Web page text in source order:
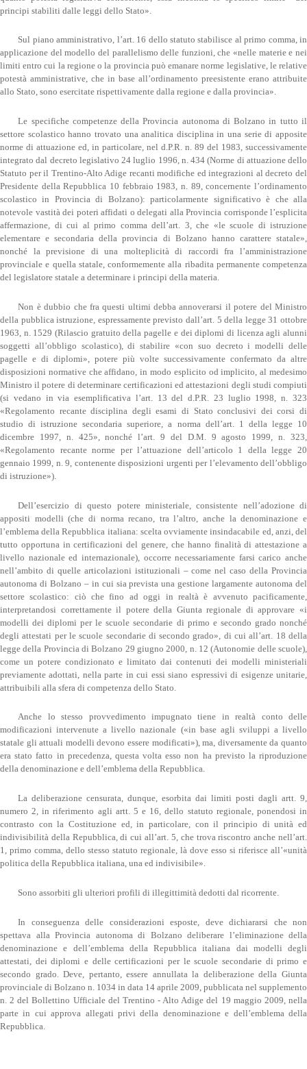
principi stabiliti dalle leggi dello Stato».
Sul piano amministrativo, l’art. 16 dello statuto stabilisce al primo comma, in
applicazione del modello del parallelismo delle funzioni, che «nelle materie e nei
limiti entro cui la regione o la provincia può emanare norme legislative, le relative
potestà amministrative, che in base all’ordinamento preesistente erano attribuite
allo Stato, sono esercitate rispettivamente dalla regione e dalla provincia».
Le specifiche competenze della Provincia autonoma di Bolzano in tutto il
settore scolastico hanno trovato una analitica disciplina in una serie di apposite
norme di attuazione ed, in particolare, nel d.P.R. n. 89 del 1983, successivamente
integrato dal decreto legislativo 24 luglio 1996, n. 434 (Norme di attuazione dello
Statuto per il Trentino-Alto Adige recanti modifiche ed integrazioni al decreto del
Presidente della Repubblica 10 febbraio 1983, n. 89, concernente l’ordinamento
scolastico in Provincia di Bolzano): particolarmente significativo è che alla
notevole vastità dei poteri affidati o delegati alla Provincia corrisponde l’esplicita
affermazione, di cui al primo comma dell’art. 3, che «le scuole di istruzione
elementare e secondaria della provincia di Bolzano hanno carattere statale»,
nonché la previsione di una molteplicità di raccordi fra l’amministrazione
provinciale e quella statale, conformemente alla ribadita permanente competenza
del legislatore statale a determinare i principi della materia.
Non è dubbio che fra questi ultimi debba annoverarsi il potere del Ministro
della pubblica istruzione, espressamente previsto dall’art. 5 della legge 31 ottobre
1963, n. 1529 (Rilascio gratuito della pagelle e dei diplomi di licenza agli alunni
soggetti all’obbligo scolastico), di stabilire «con suo decreto i modelli delle
pagelle e di diplomi», potere più volte successivamente confermato da altre
disposizioni normative che affidano, in modo esplicito od implicito, al medesimo
Ministro il potere di determinare certificazioni ed attestazioni degli studi compiuti
(si vedano in via esemplificativa l’art. 13 del d.P.R. 23 luglio 1998, n. 323
«Regolamento recante disciplina degli esami di Stato conclusivi dei corsi di
studio di istruzione secondaria superiore, a norma dell’art. 1 della legge 10
dicembre 1997, n. 425», nonché l’art. 9 del D.M. 9 agosto 1999, n. 323,
«Regolamento recante norme per l’attuazione dell’articolo 1 della legge 20
gennaio 1999, n. 9, contenente disposizioni urgenti per l’elevamento dell’obbligo
di istruzione»).
Dell’esercizio di questo potere ministeriale, consistente nell’adozione di
appositi modelli (che di norma recano, tra l’altro, anche la denominazione e
l’emblema della Repubblica italiana: scelta ovviamente insindacabile ed, anzi, del
tutto opportuna in certificazioni del genere, che hanno finalità di attestazione a
livello nazionale ed internazionale), occorre necessariamente farsi carico anche
nell’ambito di quelle articolazioni istituzionali – come nel caso della Provincia
autonoma di Bolzano – in cui sia prevista una gestione largamente autonoma del
settore scolastico: ciò che fino ad oggi in realtà è avvenuto pacificamente,
interpretandosi correttamente il potere della Giunta regionale di approvare «i
modelli dei diplomi per le scuole secondarie di primo e secondo grado nonché
degli attestati per le scuole secondarie di secondo grado», di cui all’art. 18 della
legge della Provincia di Bolzano 29 giugno 2000, n. 12 (Autonomie delle scuole),
come un potere condizionato e limitato dai contenuti dei modelli ministeriali
previamente adottati, nella parte in cui essi siano espressivi di esigenze unitarie,
attribuibili alla sfera di competenza dello Stato.
Anche lo stesso provvedimento impugnato tiene in realtà conto delle
modificazioni intervenute a livello nazionale («in base agli sviluppi a livello
statale gli attuali modelli devono essere modificati»), ma, diversamente da quanto
era stato fatto in precedenza, questa volta esso non ha previsto la riproduzione
della denominazione e dell’emblema della Repubblica.
La deliberazione censurata, dunque, esorbita dai limiti posti dagli artt. 9,
numero 2, in riferimento agli artt. 5 e 16, dello statuto regionale, ponendosi in
contrasto con la Costituzione ed, in particolare, con il principio di unità ed
indivisibilità della Repubblica, di cui all’art. 5, che trova riscontro anche nell’art.
1, primo comma, dello stesso statuto regionale, là dove esso si riferisce all’«unità
politica della Repubblica italiana, una ed indivisibile».
Sono assorbiti gli ulteriori profili di illegittimità dedotti dal ricorrente.
In conseguenza delle considerazioni esposte, deve dichiararsi che non
spettava alla Provincia autonoma di Bolzano deliberare l’eliminazione della
denominazione e dell’emblema della Repubblica italiana dai modelli degli
attestati, dei diplomi e delle certificazioni per le scuole secondarie di primo e
secondo grado. Deve, pertanto, essere annullata la deliberazione della Giunta
provinciale di Bolzano n. 1034 in data 14 aprile 2009, pubblicata nel supplemento
n. 2 del Bollettino Ufficiale del Trentino - Alto Adige del 19 maggio 2009, nella
parte in cui approva allegati privi della denominazione e dell’emblema della
Repubblica.